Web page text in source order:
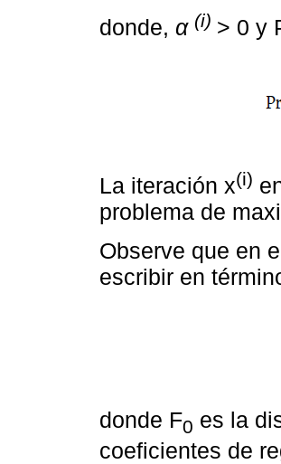
donde, α (i) > 0 y
La iteración x(i)
problema de
Observe que en
escribir en
donde F0 es la
coeficientes de